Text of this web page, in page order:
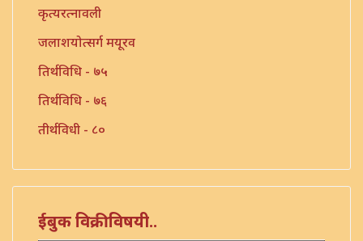
कृत्यरत्नावली
जलाशयोत्सर्ग मयूरव
तिर्थविधि - ७५
तिर्थविधि - ७६
तीर्थविधी - ८०
त्रुटीत ग्रंथ - १०
नारायण - धर्मप्रवृत्ती
ईबुक विक्रीविषयी..